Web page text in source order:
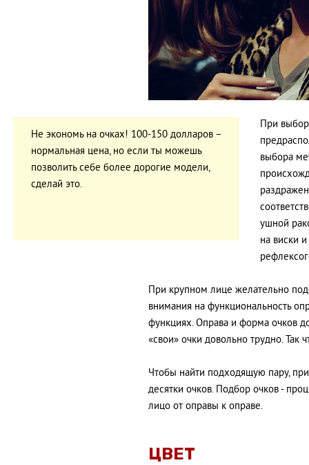
Не экономь на очках! 100-150 долларов –
нормальная цена, но если ты можешь
позволить себе более дорогие модели,
сделай это.
При
выбора
ушной
на виски
При крупном лице желательно
внимания на функциональность
функциях. Оправа и форма очков
«свои» очки довольно трудно. Так
Чтобы найти подходящую пару,
десятки очков. Подбор очков -
лицо от оправы к оправе.
ЦВЕТ